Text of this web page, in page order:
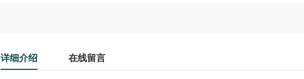
详细介绍 在线留言